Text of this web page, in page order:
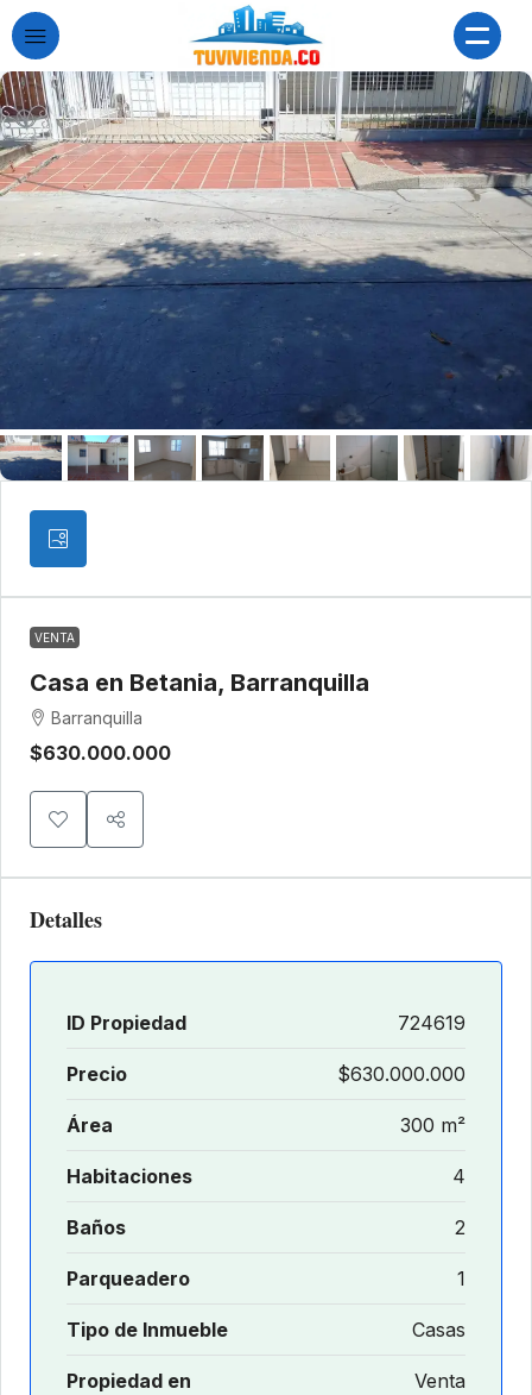
VENTA
Casa en Betania, Barranquilla
Barranquilla
$630.000.000
Detalles
ID Propiedad 724619
Precio $630.000.000
Área 300 m²
Habitaciones 4
Baños 2
Parqueadero 1
Tipo de Inmueble Casas
Propiedad en Venta